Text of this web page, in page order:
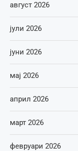
август 2026
јули 2026
јуни 2026
мај 2026
април 2026
март 2026
февруари 2026